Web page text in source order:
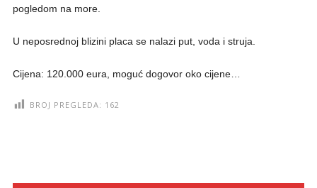
pogledom na more.
U neposrednoj blizini placa se nalazi put, voda i struja.
Cijena: 120.000 eura, moguć dogovor oko cijene…
BROJ PREGLEDA: 162